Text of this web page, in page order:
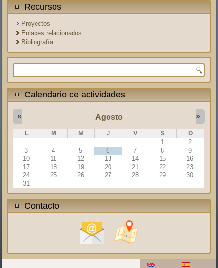
Recursos
Proyectos
Enlaces relacionados
Bibliografía
Formulario de búsqueda
Calendario de actividades
Agosto
« »
L M M J V S
D
1
2
3
4 5 6 7 8
9
10
11 12 13 14 15
16
17
18 19 20 21 22
23
24
25 26 27 28 29
30
31
Contacto